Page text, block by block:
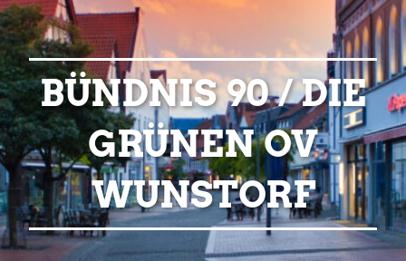
BÜNDNIS 90 / DIE
GRÜNEN OV
WUNSTORF